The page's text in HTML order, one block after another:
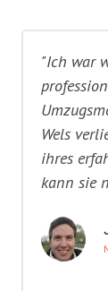
"Ich war
Wels
ihres
kann sie